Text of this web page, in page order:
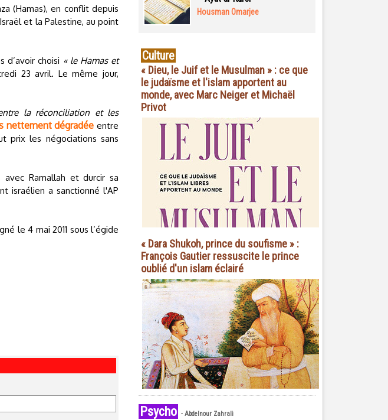
(Hamas), en conflit depuis
et la Palestine, au point
d’avoir choisi « le Hamas et
23 avril. Le même jour,
la réconciliation et les
nettement dégradée entre
prix les négociations sans
Ramallah et durcir sa
israélien a sanctionné l'AP
le 4 mai 2011 sous l’égide
Housman Omarjee
Culture
« Dieu, le Juif et le Musulman » : ce que
le judaïsme et l'islam apportent au
monde, avec Marc Neiger et Michaël
Privot
« Dara Shukoh, prince du soufisme » :
François Gautier ressuscite le prince
oublié d'un islam éclairé
Psycho - Abdelnour Zahrali